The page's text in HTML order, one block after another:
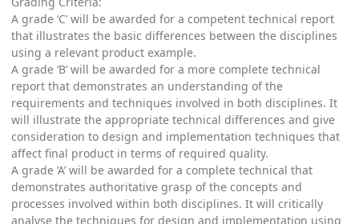
A grade ‘C’ will be awarded for a competent technical report
that illustrates the basic differences between the disciplines
using a relevant product example.
A grade ‘B’ will be awarded for a more complete technical
report that demonstrates an understanding of the
requirements and techniques involved in both disciplines. It
will illustrate the appropriate technical differences and give
consideration to design and implementation techniques that
affect final product in terms of required quality.
A grade ‘A’ will be awarded for a complete technical that
demonstrates authoritative grasp of the concepts and
processes involved within both disciplines. It will critically
analyse the techniques for design and implementation using